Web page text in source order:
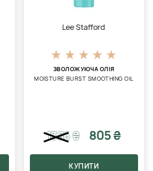
Lee Stafford
ЗВОЛОЖУЮЧА ОЛІЯ
MOISTURE BURST SMOOTHING OIL
1386₴ 805 ₴
КУПИТИ